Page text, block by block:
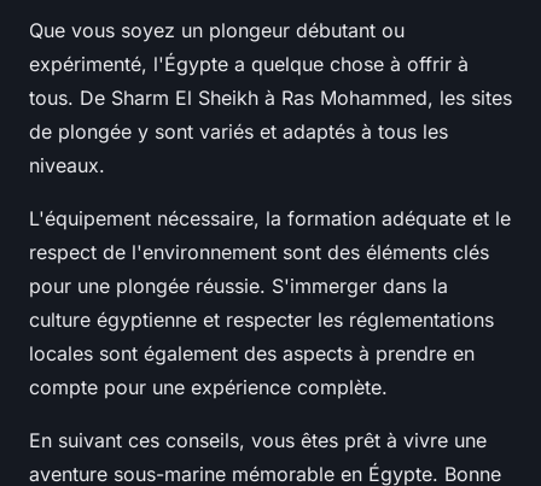
Que vous soyez un plongeur débutant ou
expérimenté, l'Égypte a quelque chose à offrir à
tous. De Sharm El Sheikh à Ras Mohammed, les sites
de plongée y sont variés et adaptés à tous les
niveaux.
L'équipement nécessaire, la formation adéquate et le
respect de l'environnement sont des éléments clés
pour une plongée réussie. S'immerger dans la
culture égyptienne et respecter les réglementations
locales sont également des aspects à prendre en
compte pour une expérience complète.
En suivant ces conseils, vous êtes prêt à vivre une
aventure sous-marine mémorable en Égypte. Bonne